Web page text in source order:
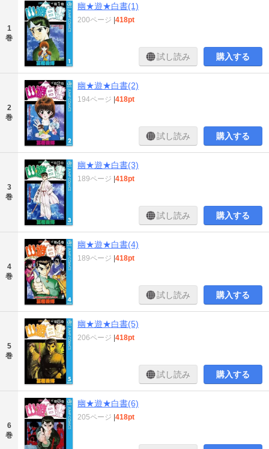
1
巻
幽★遊★白書(1)
200ページ |418pt
試し読み 購入する
2
巻
幽★遊★白書(2)
194ページ |418pt
試し読み 購入する
3
巻
幽★遊★白書(3)
189ページ |418pt
試し読み 購入する
4
巻
幽★遊★白書(4)
189ページ |418pt
試し読み 購入する
5
巻
幽★遊★白書(5)
206ページ |418pt
試し読み 購入する
6
巻
幽★遊★白書(6)
205ページ |418pt